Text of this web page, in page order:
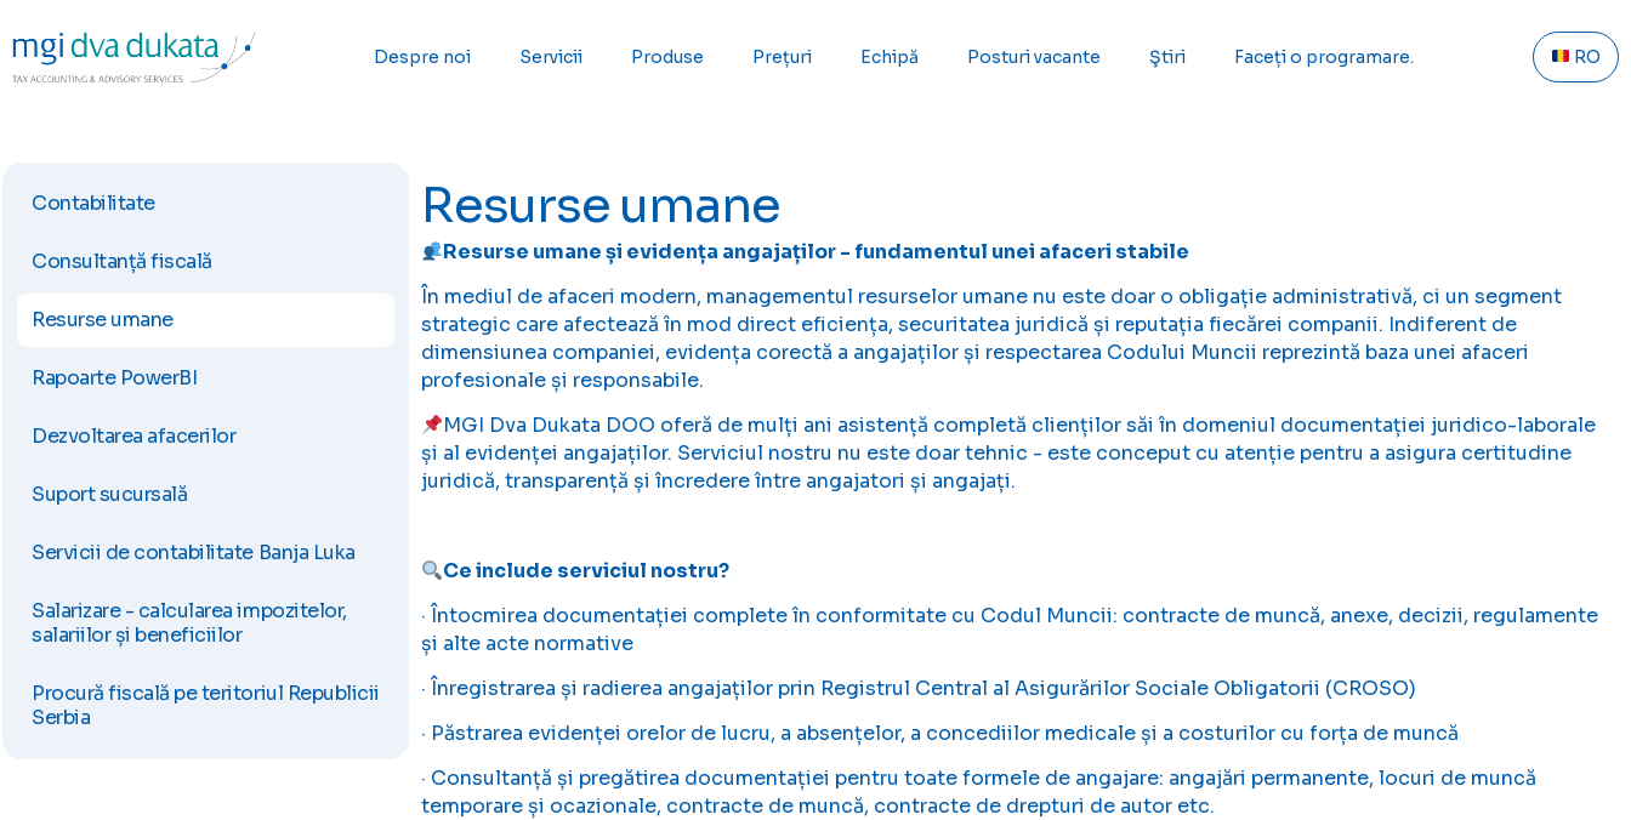
Despre noi Servicii Produse Prețuri Echipă Posturi vacante Ştiri Faceți o programare. RO
Contabilitate
Consultanță fiscală
Resurse umane
Rapoarte PowerBI
Dezvoltarea afacerilor
Suport sucursală
Servicii de contabilitate Banja Luka
Salarizare - calcularea impozitelor,
salariilor și beneficiilor
Procură fiscală pe teritoriul Republicii
Serbia
Resurse umane
Resurse umane și evidența angajaților - fundamentul unei afaceri stabile
În mediul de afaceri modern, managementul resurselor umane nu este doar o obligație administrativă, ci un segment
strategic care afectează în mod direct eficiența, securitatea juridică și reputația fiecărei companii. Indiferent de
dimensiunea companiei, evidența corectă a angajaților și respectarea Codului Muncii reprezintă baza unei afaceri
profesionale și responsabile.
MGI Dva Dukata DOO oferă de mulți ani asistență completă clienților săi în domeniul documentației juridico-laborale
și al evidenței angajaților. Serviciul nostru nu este doar tehnic - este conceput cu atenție pentru a asigura certitudine
juridică, transparență și încredere între angajatori și angajați.
Ce include serviciul nostru?
· Întocmirea documentației complete în conformitate cu Codul Muncii: contracte de muncă, anexe, decizii, regulamente
și alte acte normative
· Înregistrarea și radierea angajaților prin Registrul Central al Asigurărilor Sociale Obligatorii (CROSO)
· Păstrarea evidenței orelor de lucru, a absențelor, a concediilor medicale și a costurilor cu forța de muncă
· Consultanță și pregătirea documentației pentru toate formele de angajare: angajări permanente, locuri de muncă
temporare și ocazionale, contracte de muncă, contracte de drepturi de autor etc.